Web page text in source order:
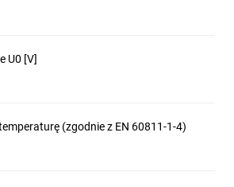
U0 [V]
(zgodnie z EN 60811-1-4)